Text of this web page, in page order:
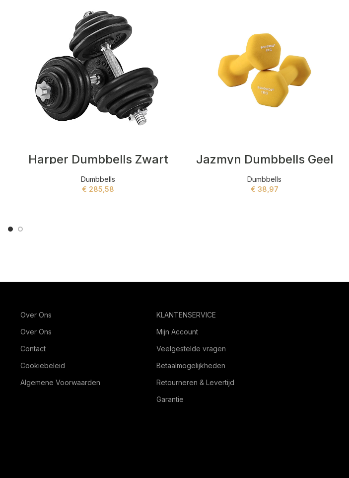
Harper Dumbbells Zwart
Dumbbells
€ 285,58
Jazmyn Dumbbells Geel
Dumbbells
€ 38,97
Over Ons
Over Ons
Contact
Cookiebeleid
Algemene Voorwaarden
KLANTENSERVICE
Mijn Account
Veelgestelde vragen
Betaalmogelijkheden
Retourneren & Levertijd
Garantie